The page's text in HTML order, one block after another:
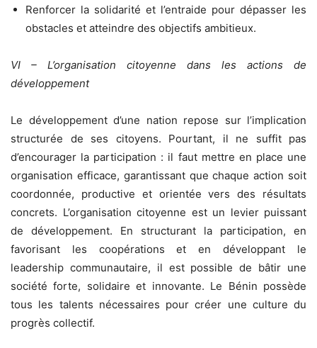
Renforcer la solidarité et l’entraide pour dépasser les
obstacles et atteindre des objectifs ambitieux.
VI – L’organisation citoyenne dans les actions de
développement
Le développement d’une nation repose sur l’implication
structurée de ses citoyens. Pourtant, il ne suffit pas
d’encourager la participation : il faut mettre en place une
organisation efficace, garantissant que chaque action soit
coordonnée, productive et orientée vers des résultats
concrets. L’organisation citoyenne est un levier puissant
de développement. En structurant la participation, en
favorisant les coopérations et en développant le
leadership communautaire, il est possible de bâtir une
société forte, solidaire et innovante. Le Bénin possède
tous les talents nécessaires pour créer une culture du
progrès collectif.